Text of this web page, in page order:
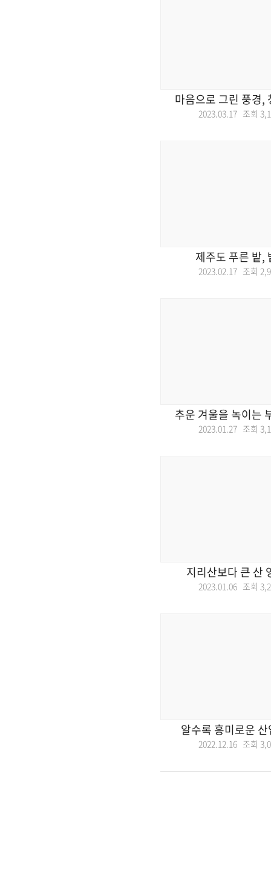
마음으로 그린 풍경,
2023.03.17 조회
제주도 푸른 밭,
2023.02.17 조회
추운 겨울을 녹이는
2023.01.27 조회
지리산보다 큰 산
2023.01.06 조회
알수록 흥미로운
2022.12.16 조회